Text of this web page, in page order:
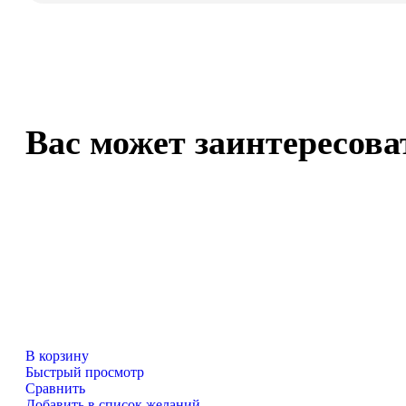
Вас может
В корзину
Быстрый просмотр
Сравнить